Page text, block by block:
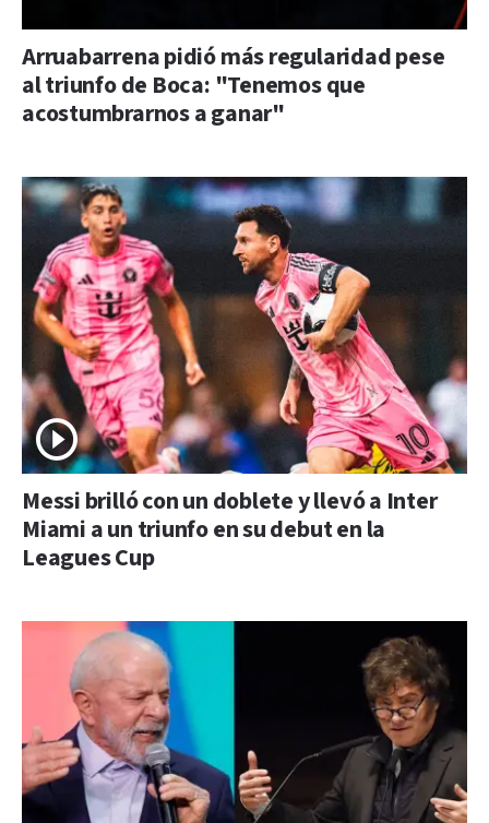
Arruabarrena pidió más regularidad pese
al triunfo de Boca: "Tenemos que
acostumbrarnos a ganar"
Messi brilló con un doblete y llevó a Inter
Miami a un triunfo en su debut en la
Leagues Cup